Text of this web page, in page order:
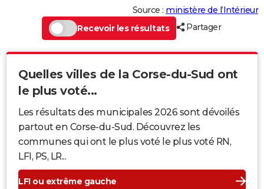
Source : ministère de l’Intérieur
Recevoir les résultats
Partager
Quelles villes de la Corse-du-Sud ont
le plus voté...
Les résultats des municipales 2026 sont dévoilés
partout en Corse-du-Sud. Découvrez les
communes qui ont le plus voté le plus voté RN,
LFI, PS, LR...
LFI ou extrême gauche